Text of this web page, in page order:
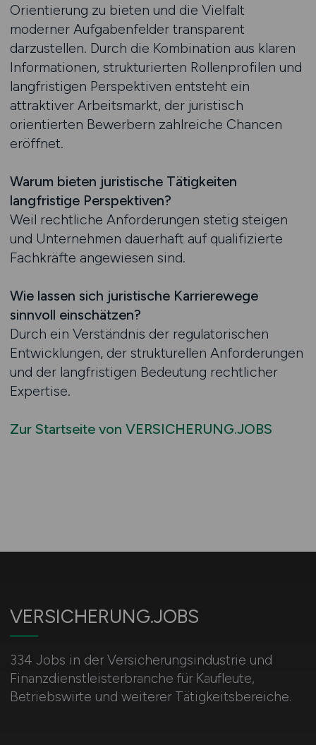
Orientierung zu bieten und die Vielfalt
moderner Aufgabenfelder transparent
darzustellen. Durch die Kombination aus klaren
Informationen, strukturierten Rollenprofilen und
langfristigen Perspektiven entsteht ein
attraktiver Arbeitsmarkt, der juristisch
orientierten Bewerbern zahlreiche Chancen
eröffnet.
Warum bieten juristische Tätigkeiten
langfristige Perspektiven?
Weil rechtliche Anforderungen stetig steigen
und Unternehmen dauerhaft auf qualifizierte
Fachkräfte angewiesen sind.
Wie lassen sich juristische Karrierewege
sinnvoll einschätzen?
Durch ein Verständnis der regulatorischen
Entwicklungen, der strukturellen Anforderungen
und der langfristigen Bedeutung rechtlicher
Expertise.
Zur Startseite von VERSICHERUNG.JOBS
VERSICHERUNG.JOBS
334 Jobs in der Versicherungsindustrie und
Finanzdienstleisterbranche für Kaufleute,
Betriebswirte und weiterer Tätigkeitsbereiche.